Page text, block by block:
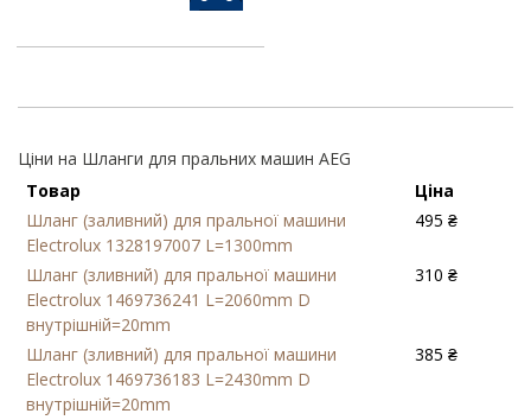
Ціни на Шланги для пральних машин AEG
Товар
Ціна
Шланг (заливний) для пральної машини
Electrolux 1328197007 L=1300mm
495 ₴
Шланг (зливний) для пральної машини
Electrolux 1469736241 L=2060mm D
внутрішній=20mm
310 ₴
Шланг (зливний) для пральної машини
Electrolux 1469736183 L=2430mm D
внутрішній=20mm
385 ₴